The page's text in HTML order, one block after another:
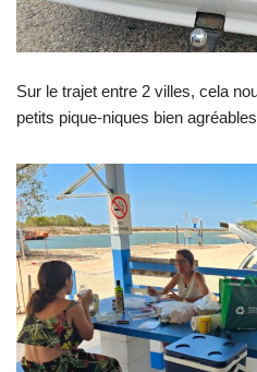
Sur le trajet entre 2 villes, cela
petits pique-niques bien agréables